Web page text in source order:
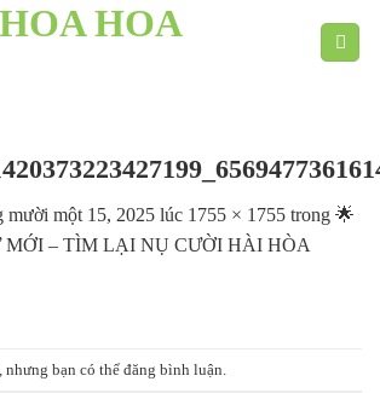
mười một 15, 2025 lúc 1755 × 1755 trong 🌟
MỚI – TÌM LẠI NỤ CƯỜI HÀI HÒA
nhưng bạn có thể đăng bình luận